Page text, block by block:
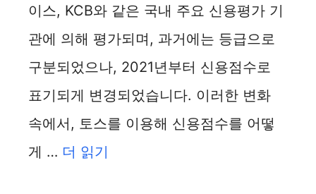
이스, KCB와 같은 국내 주요 신용평가 기
관에 의해 평가되며, 과거에는 등급으로
구분되었으나, 2021년부터 신용점수로
표기되게 변경되었습니다. 이러한 변화
속에서, 토스를 이용해 신용점수를 어떻
게 … 더 읽기